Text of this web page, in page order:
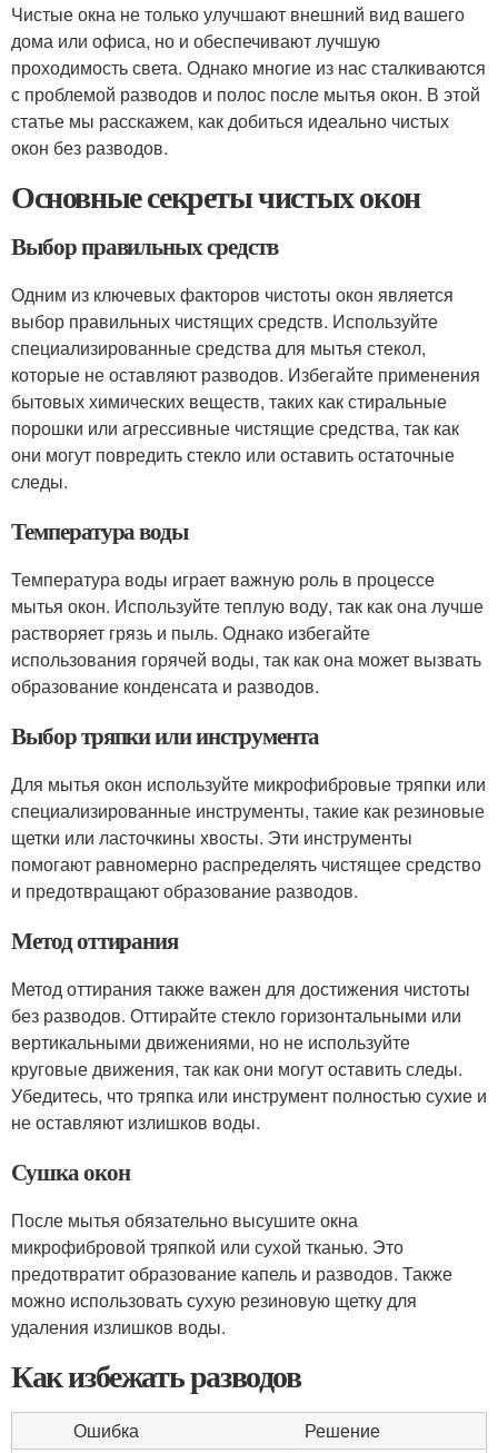
Чистые окна не только улучшают внешний вид вашего
дома или офиса, но и обеспечивают лучшую
проходимость света. Однако многие из нас сталкиваются
с проблемой разводов и полос после мытья окон. В этой
статье мы расскажем, как добиться идеально чистых
окон без разводов.
Основные секреты чистых окон
Выбор правильных средств
Одним из ключевых факторов чистоты окон является
выбор правильных чистящих средств. Используйте
специализированные средства для мытья стекол,
которые не оставляют разводов. Избегайте применения
бытовых химических веществ, таких как стиральные
порошки или агрессивные чистящие средства, так как
они могут повредить стекло или оставить остаточные
следы.
Температура воды
Температура воды играет важную роль в процессе
мытья окон. Используйте теплую воду, так как она лучше
растворяет грязь и пыль. Однако избегайте
использования горячей воды, так как она может вызвать
образование конденсата и разводов.
Выбор тряпки или инструмента
Для мытья окон используйте микрофибровые тряпки или
специализированные инструменты, такие как резиновые
щетки или ласточкины хвосты. Эти инструменты
помогают равномерно распределять чистящее средство
и предотвращают образование разводов.
Метод оттирания
Метод оттирания также важен для достижения чистоты
без разводов. Оттирайте стекло горизонтальными или
вертикальными движениями, но не используйте
круговые движения, так как они могут оставить следы.
Убедитесь, что тряпка или инструмент полностью сухие и
не оставляют излишков воды.
Сушка окон
После мытья обязательно высушите окна
микрофибровой тряпкой или сухой тканью. Это
предотвратит образование капель и разводов. Также
можно использовать сухую резиновую щетку для
удаления излишков воды.
Как избежать разводов
Ошибка
Решение